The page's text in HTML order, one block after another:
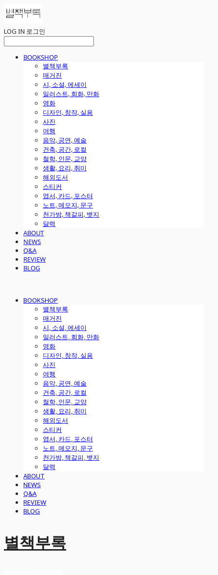
LOG IN 로그인
BOOKSHOP
별책부록
매거진
시, 소설, 에세이
일러스트, 회화, 만화
영화
디자인, 창작, 실용
사진
여행
음악, 공연, 예술
건축, 공간, 로컬
철학, 인문, 교양
생활, 요리, 취미
해외도서
스티커
엽서, 카드, 포스터
노트, 메모지, 문구
천가방, 책갈피, 뱃지
달력
ABOUT
NEWS
Q&A
REVIEW
BLOG
BOOKSHOP
별책부록
매거진
시, 소설, 에세이
일러스트, 회화, 만화
영화
디자인, 창작, 실용
사진
여행
음악, 공연, 예술
건축, 공간, 로컬
철학, 인문, 교양
생활, 요리, 취미
해외도서
스티커
엽서, 카드, 포스터
노트, 메모지, 문구
천가방, 책갈피, 뱃지
달력
ABOUT
NEWS
Q&A
REVIEW
BLOG
별책부록